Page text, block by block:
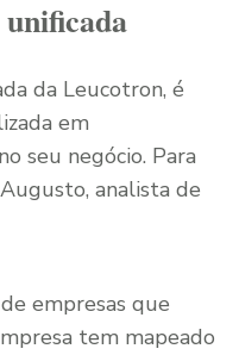
da Leucotron, é
em
seu negócio. Para
analista de
empresas que
tem mapeado